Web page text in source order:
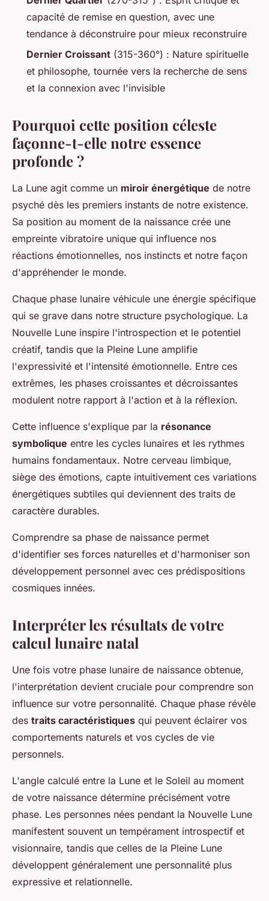
capacité de remise en question, avec une
tendance à déconstruire pour mieux reconstruire
Dernier Croissant (315-360°) : Nature spirituelle
et philosophe, tournée vers la recherche de sens
et la connexion avec l'invisible
Pourquoi cette position céleste
façonne-t-elle notre essence
profonde ?
La Lune agit comme un miroir énergétique de notre
psyché dès les premiers instants de notre existence.
Sa position au moment de la naissance crée une
empreinte vibratoire unique qui influence nos
réactions émotionnelles, nos instincts et notre façon
d'appréhender le monde.
Chaque phase lunaire véhicule une énergie spécifique
qui se grave dans notre structure psychologique. La
Nouvelle Lune inspire l'introspection et le potentiel
créatif, tandis que la Pleine Lune amplifie
l'expressivité et l'intensité émotionnelle. Entre ces
extrêmes, les phases croissantes et décroissantes
modulent notre rapport à l'action et à la réflexion.
Cette influence s'explique par la résonance
symbolique entre les cycles lunaires et les rythmes
humains fondamentaux. Notre cerveau limbique,
siège des émotions, capte intuitivement ces variations
énergétiques subtiles qui deviennent des traits de
caractère durables.
Comprendre sa phase de naissance permet
d'identifier ses forces naturelles et d'harmoniser son
développement personnel avec ces prédispositions
cosmiques innées.
Interpréter les résultats de votre
calcul lunaire natal
Une fois votre phase lunaire de naissance obtenue,
l'interprétation devient cruciale pour comprendre son
influence sur votre personnalité. Chaque phase révèle
des traits caractéristiques qui peuvent éclairer vos
comportements naturels et vos cycles de vie
personnels.
L'angle calculé entre la Lune et le Soleil au moment
de votre naissance détermine précisément votre
phase. Les personnes nées pendant la Nouvelle Lune
manifestent souvent un tempérament introspectif et
visionnaire, tandis que celles de la Pleine Lune
développent généralement une personnalité plus
expressive et relationnelle.